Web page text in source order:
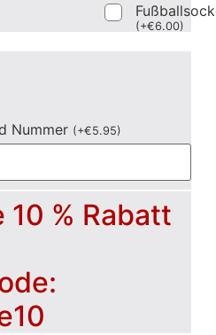
(+€6.00)
Nummer (+€5.95)
10 % Rabatt